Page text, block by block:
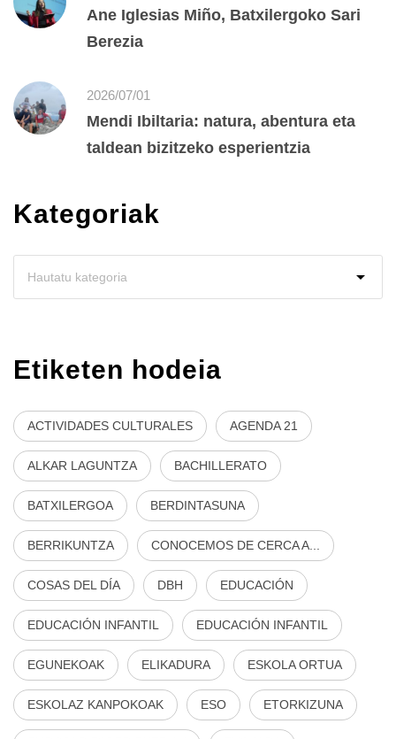
Ane Iglesias Miño, Batxilergoko Sari
Berezia
2026/07/01
Mendi Ibiltaria: natura, abentura eta
taldean bizitzeko esperientzia
Kategoriak
Etiketen hodeia
ACTIVIDADES CULTURALES AGENDA 21
ALKAR LAGUNTZA BACHILLERATO
BATXILERGOA BERDINTASUNA
BERRIKUNTZA CONOCEMOS DE CERCA A...
COSAS DEL DÍA DBH EDUCACIÓN
EDUCACIÓN INFANTIL EDUCACIÓN INFANTIL
EGUNEKOAK ELIKADURA ESKOLA ORTUA
ESKOLAZ KANPOKOAK ESO ETORKIZUNA